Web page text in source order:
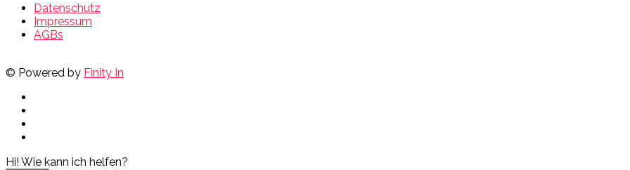
Datenschutz
Impressum
AGBs
© Powered by Finity In
Hi! Wie kann ich helfen?